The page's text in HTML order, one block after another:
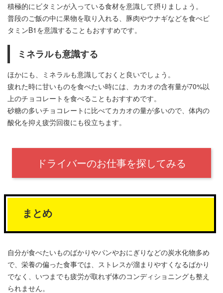
積極的にビタミンが入っている食材を意識して摂りましょう。
普段のご飯の中に果物を取り入れる、豚肉やウナギなどを食べビ
タミンB1を意識することもおすすめです。
ミネラルも意識する
ほかにも、ミネラルも意識しておくと良いでしょう。
疲れた時に甘いものを食べたい時には、カカオの含有量が70%以
上のチョコレートを食べることもおすすめです。
砂糖の多いチョコレートに比べてカカオの量が多いので、体内の
酸化を抑え疲労回復にも役立ちます。
ドライバーのお仕事を探してみる
まとめ
自分が食べたいものばかりやパンやおにぎりなどの炭水化物多め
で、栄養の偏った食事では、ストレスが溜まりやすくなるばかり
でなく、いつまでも疲労が取れず体のコンディショニングも整え
られません。